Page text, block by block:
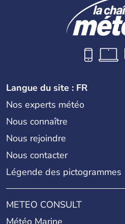
Langue du site : FR
Nos experts météo
Nous connaître
Nous rejoindre
Nous contacter
Légende des pictogrammes
METEO CONSULT
Météo Marine